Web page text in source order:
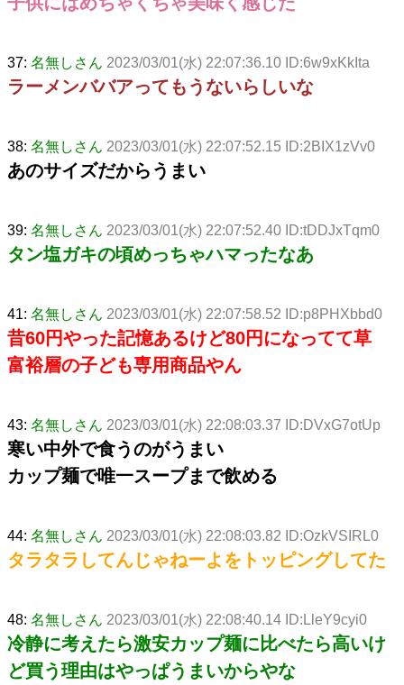
37: 名無しさん 2023/03/01(水) 22:07:36.10 ID:6w9xKkIta
ラーメンババアってもうないらしいな
38: 名無しさん 2023/03/01(水) 22:07:52.15 ID:2BIX1zVv0
あのサイズだからうまい
39: 名無しさん 2023/03/01(水) 22:07:52.40 ID:tDDJxTqm0
タン塩ガキの頃めっちゃハマったなあ
41: 名無しさん 2023/03/01(水) 22:07:58.52 ID:p8PHXbbd0
昔60円やった記憶あるけど80円になってて草
富裕層の子ども専用商品やん
43: 名無しさん 2023/03/01(水) 22:08:03.37 ID:DVxG7otUp
寒い中外で食うのがうまい
カップ麺で唯一スープまで飲める
44: 名無しさん 2023/03/01(水) 22:08:03.82 ID:OzkVSIRL0
タラタラしてんじゃねーよをトッピングしてた
48: 名無しさん 2023/03/01(水) 22:08:40.14 ID:LleY9cyi0
冷静に考えたら激安カップ麺に比べたら高いけ
ど買う理由はやっぱうまいからやな